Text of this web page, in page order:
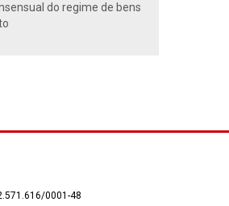
do regime de bens
0001-48